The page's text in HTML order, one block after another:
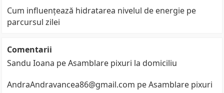
Cum influențează hidratarea nivelul de energie pe
parcursul zilei
Comentarii
Sandu Ioana peAsamblare pixuri la domiciliu
AndraAndravancea86@gmail.com peAsamblare pixuri